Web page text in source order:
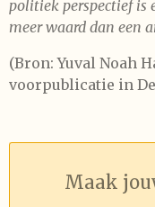
politiek perspectief is
meer waard dan een
(Bron: Yuval Noah
voorpublicatie in
Maak